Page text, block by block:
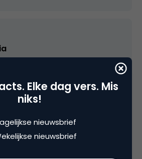
meer dan een minidipje 😉
Elke dag vers. Mis
niks!
nieuwsbrief
nieuwsbrief